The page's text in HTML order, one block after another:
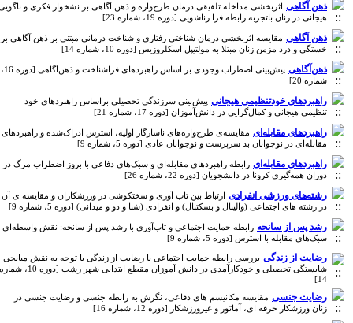
ذهن آگاهی اثربخشی مداخله تلفیقی درمان طرح‌واره و ذهن آگاهی بر نشخوار فکری و ناگویی
هیجانی در زنان باتجربه رابطه فرا زناشویی [دوره 19، شماره 23]
ذهن آگاهی مقایسه اثربخشی درمان شناختی رفتاری و شناخت درمانی مبتنی بر ذهن آگاهی بر
خستگی و درد مزمن زنان مبتلا به مولتیپل اسکلروزیس [دوره 10، شماره 14]
ذهن‌آگاهی
پیش‌بینی اضطراب وجودی بر اساس راهبردهای فراشناخت و ذهن‌آگاهی [دوره 16،
شماره 20]
راهبردهای خودتنظیمی هیجانی پیش‌بینی سرزندگی تحصیلی براساس راهبردهای خود
تنظیمی هیجانی و کمال‌گرایی در دانش‌آموزان [دوره 17، شماره 21]
راهبردهای مقابله‌ای مقایسه‌ی طرح‌واره‌های ناسازگار اولیه، استرس ادراک‌شده و راهبردهای
مقابله‌ای در نوجوانان بد سرپرست و نوجوانان عادی [دوره 5، شماره 9]
راهبردهای مقابله‌ای رابطه راهبردهای مقابله‌ای و سبک‌های دفاعی با بروز اضطراب مرگ در
دوران همه‌گیری کرونا در دانشجویان [دوره 22، شماره 26]
رشته‌های ورزشی انفرادی ارتباط بین تاب آوری و سختکوشی در ورزشکاران و مقایسه ی آن
در رشته های اجتماعی (والیبال و بسکتبال) و انفرادی (شنا و دو و میدانی) [دوره 5، شماره 9]
رشد پس از سانحه رابطه حمایت اجتماعی و تاب‌آوری با رشد پس از سانحه: نقش واسطه‌ای
سبک‌های مقابله با استرس [دوره 5، شماره 9]
رضایت از زندگی بررسی رابطه حمایت اجتماعی با رضایت از زندگی با توجه به نقش میانجی
شایستگی تحصیلی و خودکارآمدی در دانش آموزان مقطع ابتدایی شهر رشت [دوره 10، شماره
14]
رضایت جنسی مقایسه مکانیسم های دفاعی، نگرش به رابطه جنسی و رضایت جنسی در
زنان ورزشکار حرفه ای، آماتور و غیرورزشکار [دوره 12، شماره 16]